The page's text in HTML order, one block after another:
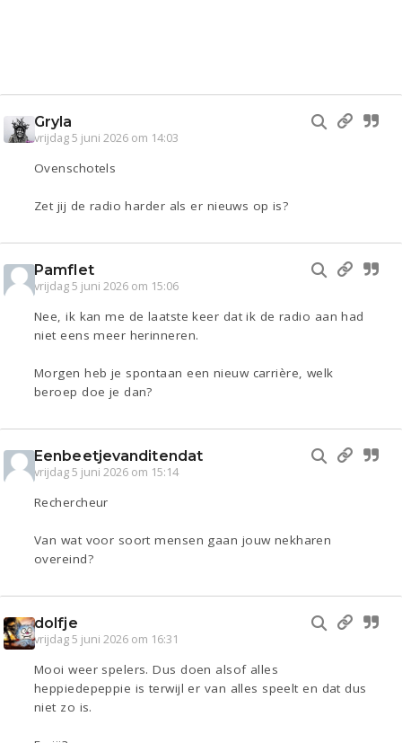
Gryla
vrijdag 5 juni 2026 om 14:03
Ovenschotels
Zet jij de radio harder als er nieuws op is?
Pamflet
vrijdag 5 juni 2026 om 15:06
Nee, ik kan me de laatste keer dat ik de radio aan had
niet eens meer herinneren.
Morgen heb je spontaan een nieuw carrière, welk
beroep doe je dan?
Eenbeetjevanditendat
vrijdag 5 juni 2026 om 15:14
Rechercheur
Van wat voor soort mensen gaan jouw nekharen
overeind?
dolfje
vrijdag 5 juni 2026 om 16:31
Mooi weer spelers. Dus doen alsof alles
heppiedepeppie is terwijl er van alles speelt en dat dus
niet zo is.